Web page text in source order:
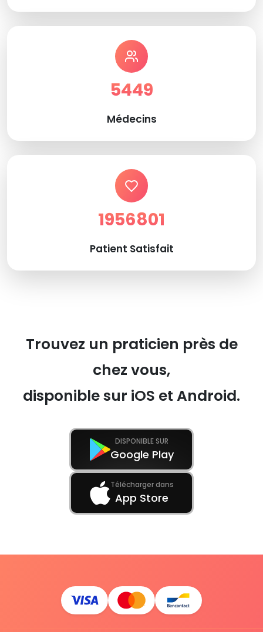
5449
Médecins
1956801
Patient Satisfait
Trouvez un praticien près de
chez vous,
disponible sur iOS et Android.
DISPONIBLE SUR
Google Play
Télécharger dans
App Store